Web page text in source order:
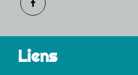
Liens